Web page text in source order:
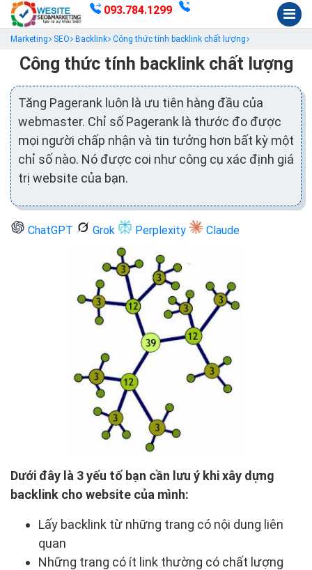
093.784.1299
Marketing SEO Backlink Công thức tính backlink chất lượng
Công thức tính backlink chất lượng
Tăng Pagerank luôn là ưu tiên hàng đầu của
webmaster. Chỉ số Pagerank là thước đo được
mọi người chấp nhận và tin tưởng hơn bất kỳ một
chỉ số nào. Nó được coi như công cụ xác định giá
trị website của bạn.
ChatGPT Grok Perplexity Claude
Dưới đây là 3 yếu tố bạn cần lưu ý khi xây dựng
backlink cho website của mình:
Lấy backlink từ những trang có nội dung liên
quan
Những trang có ít link thường có chất lượng